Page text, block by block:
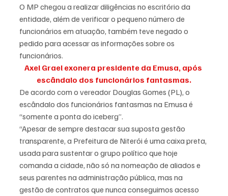
O MP chegou a realizar diligências no escritório da
entidade, além de verificar o pequeno número de
funcionários em atuação, também teve negado o
pedido para acessar as informações sobre os
funcionários.
Axel Grael exonera presidente da Emusa, após
escândalo dos funcionários fantasmas.
De acordo com o vereador Douglas Gomes (PL), o
escândalo dos funcionários fantasmas na Emusa é
“somente a ponta do iceberg”.
“Apesar de sempre destacar sua suposta gestão
transparente, a Prefeitura de Niterói é uma caixa preta,
usada para sustentar o grupo político que hoje
comanda a cidade, não só na nomeação de aliados e
seus parentes na administração pública, mas na
gestão de contratos que nunca conseguimos acesso